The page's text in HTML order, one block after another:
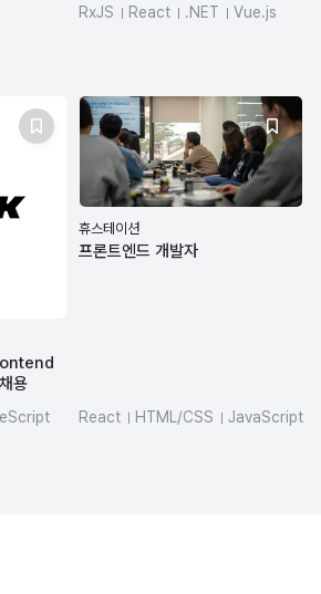
RxJS React .NET
Vue.js
용
휴스테이션
프론트엔드 개발자
React HTML/CSS
JavaScript